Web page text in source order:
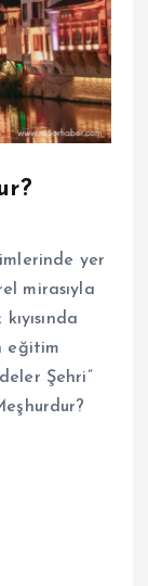
yer
mirasıyla
eğitim
Şehri”